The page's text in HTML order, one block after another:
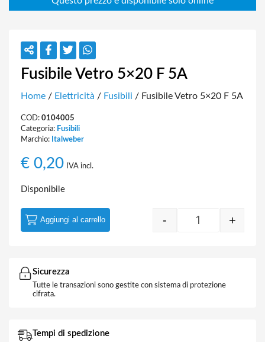
Fusibile Vetro 5×20 F 5A
Home / Elettricità / Fusibili / Fusibile Vetro 5×20 F 5A
COD: 0104005
Categoria: Fusibili
Marchio: Italweber
€ 0,20 IVA incl.
Disponibile
Fusibile Vetro
- +
Aggiungi al carrello
Sicurezza
Tutte le transazioni sono gestite con sistema di protezione
cifrata.
Tempi di spedizione